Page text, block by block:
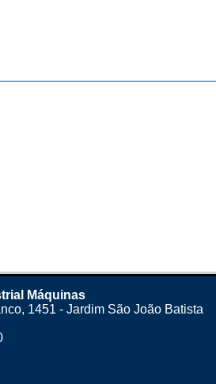
Máquinas
1451 - Jardim São João Batista